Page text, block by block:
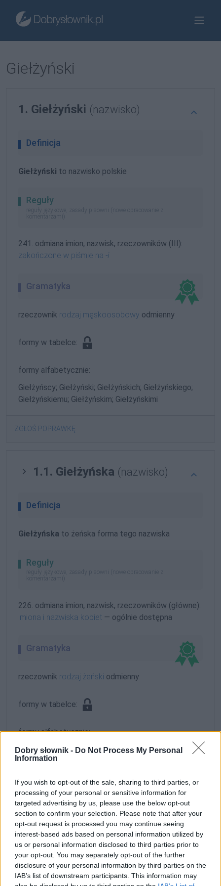
Dobry słownik - Do Not Process My Personal
Information
If you wish to opt-out of the sale, sharing to third parties, or
processing of your personal or sensitive information for
targeted advertising by us, please use the below opt-out
section to confirm your selection. Please note that after your
opt-out request is processed you may continue seeing
interest-based ads based on personal information utilized by
us or personal information disclosed to third parties prior to
your opt-out. You may separately opt-out of the further
disclosure of your personal information by third parties on the
IAB’s list of downstream participants. This information may
Giełżyński
1. Giełżyński (nazwisko)
Definicja
Giełżyński to nazwisko polskie
Reguły
reguły językowe, zasady pisowni (nowe opracowanie z
komentarzami)
241. odmiana imion, nazwisk, rzeczowników (III):
zakończone w piśmie na -i
Gramatyka
rzeczownik rodzaj męskoosobowy odmienny
formy w tabelce:
formy alfabetycznie:
Giełżyńscy; Giełżyński; Giełżyńskich; Giełżyńskiego;
Giełżyńskiemu; Giełżyńskim; Giełżyńskimi
ZGŁOŚ POPRAWKĘ
1.1. Giełżyńska (nazwisko)
Definicja
Giełżyńska to żeńska forma tego nazwiska
Reguły
reguły językowe, zasady pisowni (nowe opracowanie z
komentarzami)
226. odmiana imion, nazwisk, rzeczowników (główne):
imiona i nazwiska kobiet — ogólnie dostępna
Gramatyka
rzeczownik rodzaj żeński odmienny
formy w tabelce:
formy alfabetycznie:
Giełżyńska; Giełżyńską; Giełżyńskich; Giełżyńskie;
Giełżyńskiej; Giełżyńskim; Giełżyńskimi
ZGŁOŚ POPRAWKĘ